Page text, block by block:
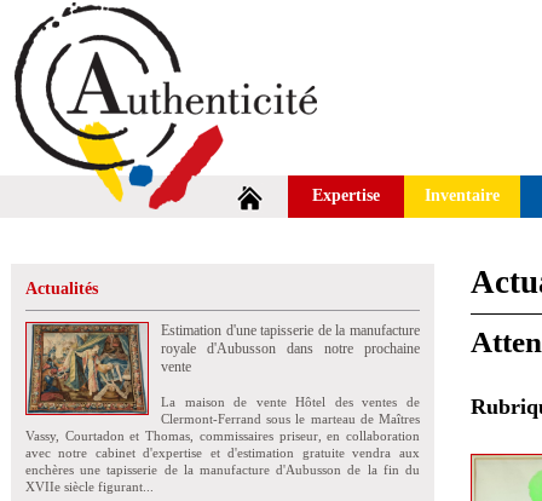
Expertise Inventaire
Actualités
Estimation d'une tapisserie de la manufacture
royale d'Aubusson dans notre prochaine
vente
La maison de vente Hôtel des ventes de
Clermont-Ferrand sous le marteau de Maîtres
Vassy, Courtadon et Thomas, commissaires priseur, en collaboration
avec notre cabinet d'expertise et d'estimation gratuite vendra aux
enchères une tapisserie de la manufacture d'Aubusson de la fin du
XVIIe siècle figurant...